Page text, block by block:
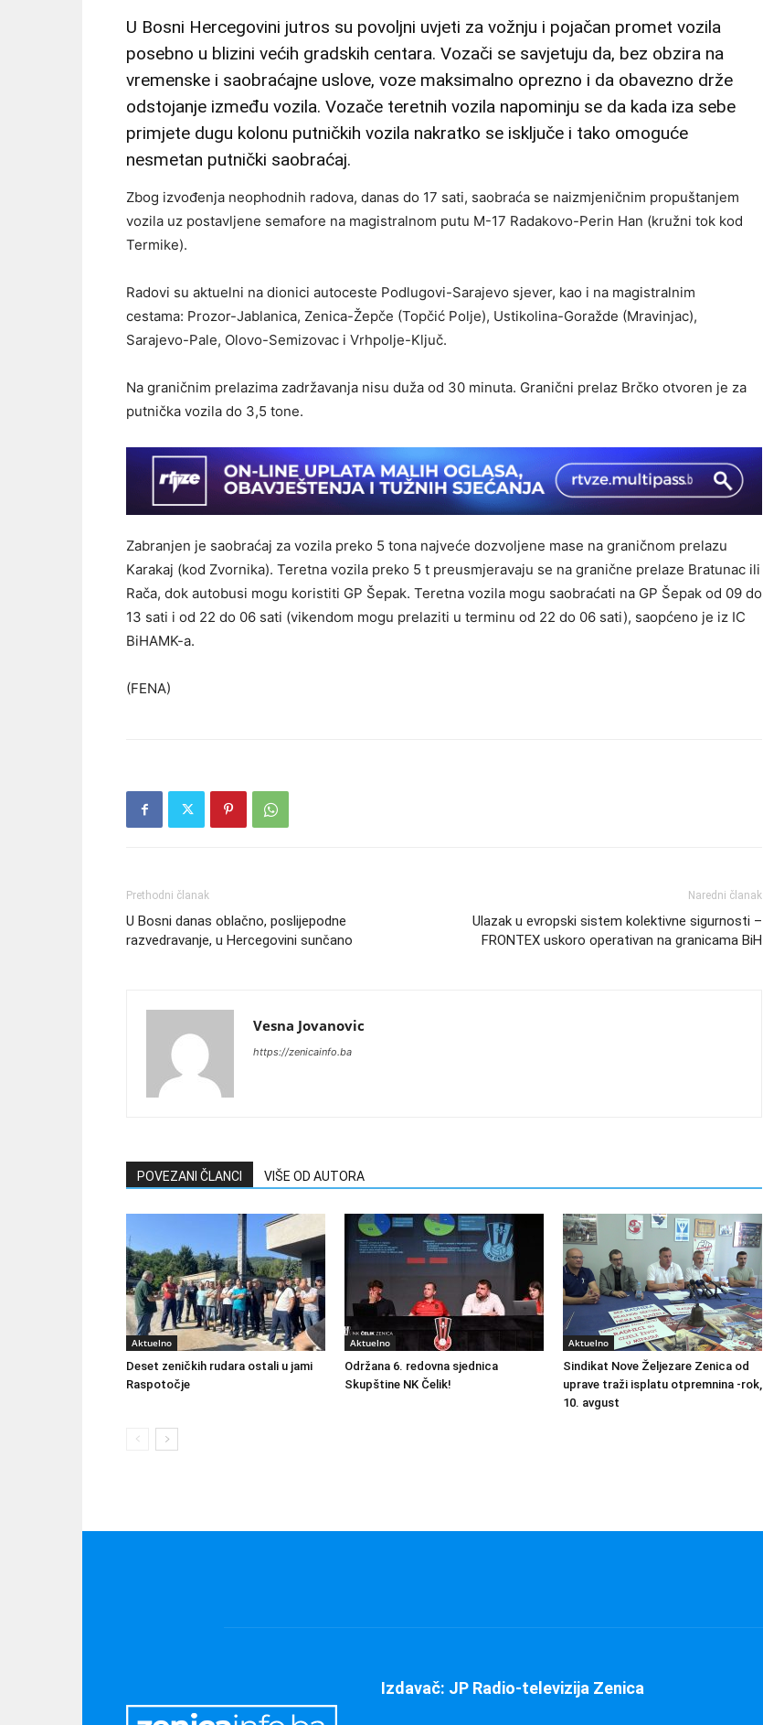
U Bosni Hercegovini jutros su povoljni uvjeti za vožnju i pojačan promet vozila
posebno u blizini većih gradskih centara. Vozači se savjetuju da, bez obzira na
vremenske i saobraćajne uslove, voze maksimalno oprezno i da obavezno drže
odstojanje između vozila. Vozače teretnih vozila napominju se da kada iza sebe
primjete dugu kolonu putničkih vozila nakratko se isključe i tako omoguće
nesmetan putnički saobraćaj.
Zbog izvođenja neophodnih radova, danas do 17 sati, saobraća se naizmjeničnim propuštanjem
vozila uz postavljene semafore na magistralnom putu M-17 Radakovo-Perin Han (kružni tok kod
Termike).
Radovi su aktuelni na dionici autoceste Podlugovi-Sarajevo sjever, kao i na magistralnim
cestama: Prozor-Jablanica, Zenica-Žepče (Topčić Polje), Ustikolina-Goražde (Mravinjac),
Sarajevo-Pale, Olovo-Semizovac i Vrhpolje-Ključ.
Na graničnim prelazima zadržavanja nisu duža od 30 minuta. Granični prelaz Brčko otvoren je za
putnička vozila do 3,5 tone.
Zabranjen je saobraćaj za vozila preko 5 tona najveće dozvoljene mase na graničnom prelazu
Karakaj (kod Zvornika). Teretna vozila preko 5 t preusmjeravaju se na granične prelaze Bratunac ili
Rača, dok autobusi mogu koristiti GP Šepak. Teretna vozila mogu saobraćati na GP Šepak od 09 do
13 sati i od 22 do 06 sati (vikendom mogu prelaziti u terminu od 22 do 06 sati), saopćeno je iz IC
BiHAMK-a.
(FENA)
Prethodni članak
U Bosni danas oblačno, poslijepodne
razvedravanje, u Hercegovini sunčano
Naredni članak
Ulazak u evropski sistem kolektivne sigurnosti –
FRONTEX uskoro operativan na granicama BiH
Vesna Jovanovic
https://zenicainfo.ba
POVEZANI ČLANCI VIŠE OD AUTORA
Aktuelno
Deset zeničkih rudara ostali u jami
Raspotočje
Aktuelno
Održana 6. redovna sjednica
Skupštine NK Čelik!
Aktuelno
Sindikat Nove Željezare Zenica od
uprave traži isplatu otpremnina -rok,
10. avgust
Izdavač: JP Radio-televizija Zenica